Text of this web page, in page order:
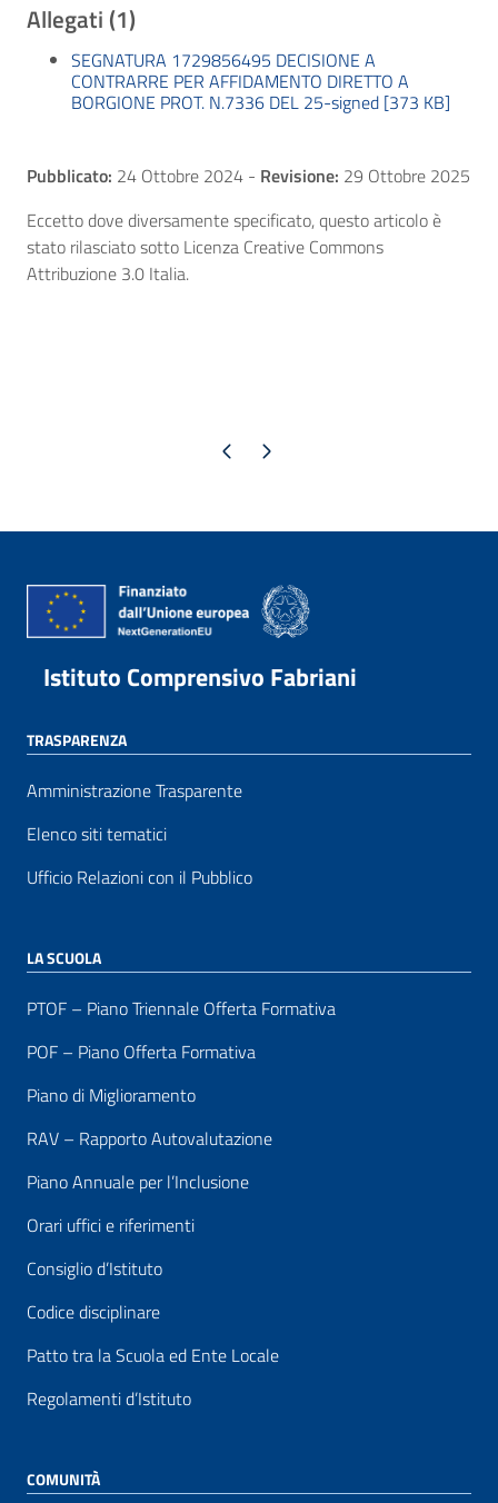
Allegati (1)
SEGNATURA 1729856495 DECISIONE A
CONTRARRE PER AFFIDAMENTO DIRETTO A
BORGIONE PROT. N.7336 DEL 25-signed [373 KB]
Pubblicato: 24 Ottobre 2024 - Revisione: 29 Ottobre 2025
Eccetto dove diversamente specificato, questo articolo è
stato rilasciato sotto Licenza Creative Commons
Attribuzione 3.0 Italia.
Pagina precedente
Pagina successiva
Istituto Comprensivo Fabriani
TRASPARENZA
Amministrazione Trasparente
Elenco siti tematici
Ufficio Relazioni con il Pubblico
LA SCUOLA
PTOF – Piano Triennale Offerta Formativa
POF – Piano Offerta Formativa
Piano di Miglioramento
RAV – Rapporto Autovalutazione
Piano Annuale per l’Inclusione
Orari uffici e riferimenti
Consiglio d’Istituto
Codice disciplinare
Patto tra la Scuola ed Ente Locale
Regolamenti d’Istituto
COMUNITÀ